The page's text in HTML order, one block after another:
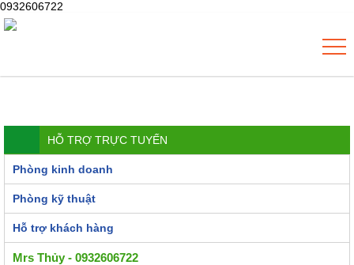
0932606722
HỖ TRỢ TRỰC TUYẾN
Phòng kinh doanh
Phòng kỹ thuật
Hỗ trợ khách hàng
Mrs Thủy - 0932606722